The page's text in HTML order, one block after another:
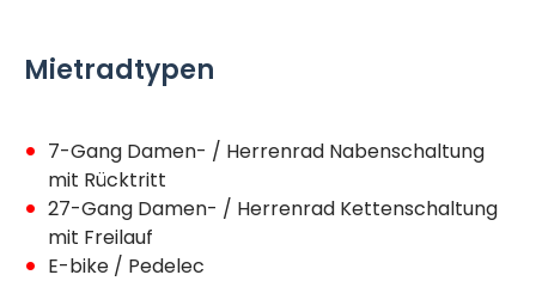
Mietradtypen
7-Gang Damen- / Herrenrad Nabenschaltung
mit Rücktritt
27-Gang Damen- / Herrenrad Kettenschaltung
mit Freilauf
E-bike / Pedelec